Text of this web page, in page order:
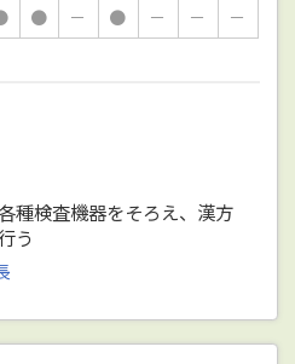
● － ● － － －
種検査機器をそろえ、漢方
う